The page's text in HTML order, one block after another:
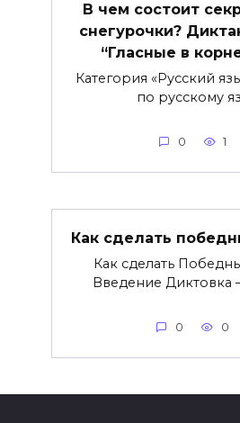
В чем состоит
снегурочки?
“Гласные в
Категория «Русский
по русскому
0 1
Как сделать
Как сделать
Введение
0 0